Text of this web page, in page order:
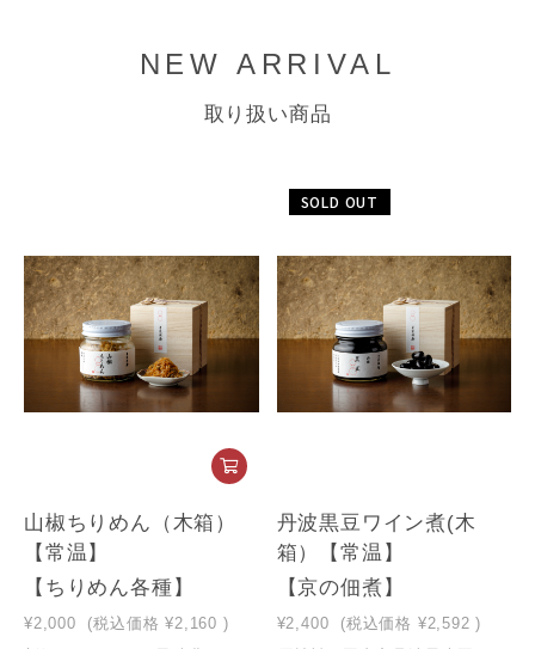
NEW ARRIVAL
取り扱い商品
山椒ちりめん（木箱）
【常温】
【ちりめん各種】
¥2,000 (税込価格 ¥2,160 )
SOLD OUT
丹波黒豆ワイン煮(木
箱）【常温】
【京の佃煮】
¥2,400 (税込価格 ¥2,592 )